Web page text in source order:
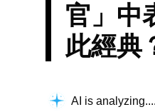
官」中
此經典
AI is analyzing...